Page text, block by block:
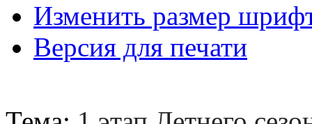
Изменить размер
Версия для печати